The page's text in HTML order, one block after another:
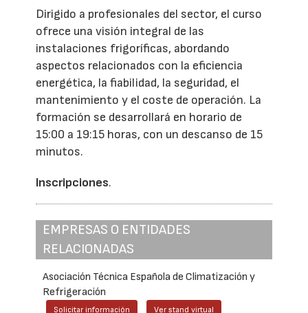
Dirigido a profesionales del sector, el curso
ofrece una visión integral de las
instalaciones frigoríficas, abordando
aspectos relacionados con la eficiencia
energética, la fiabilidad, la seguridad, el
mantenimiento y el coste de operación. La
formación se desarrollará en horario de
15:00 a 19:15 horas, con un descanso de 15
minutos.
Inscripciones.
EMPRESAS O ENTIDADES
RELACIONADAS
Asociación Técnica Española de Climatización y
Refrigeración
Solicitar información Ver stand virtual